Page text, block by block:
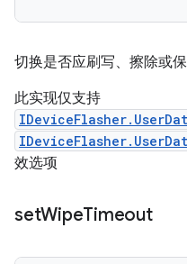
切换是否应刷写、擦除或
此实现仅支持
效选项
setWipeTimeout